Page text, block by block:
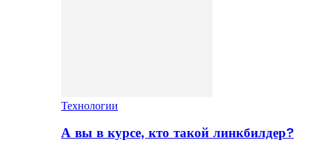
Технологии
А вы в курсе, кто такой линкбилдер?